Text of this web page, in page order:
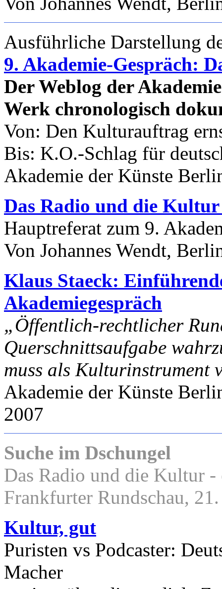
Ausführliche Darstellung
9. Akademie-Gespräch:
Der Weblog der
Werk chronologisch
Von: Den Kulturauftrag
Bis: K.O.-Schlag für
Akademie der Künste
Das Radio und die
Hauptreferat zum 9.
Von Johannes Wendt,
Klaus Staeck:
Akademiegespräch
„Öffentlich-rechtlicher
Querschnittsaufgabe
muss als Kulturinstrument
Akademie der Künste
2007
Suche im Dschungel
Das Radio und die Kultur
Frankfurter Rundschau,
Kultur, gut
Puristen vs Podcaster:
Macher